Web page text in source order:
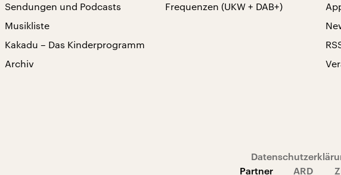
Sendungen und Podcasts
Musikliste
Kakadu – Das Kinderprogramm
Archiv
Frequenzen (UKW + DAB+)
Partner
ARD